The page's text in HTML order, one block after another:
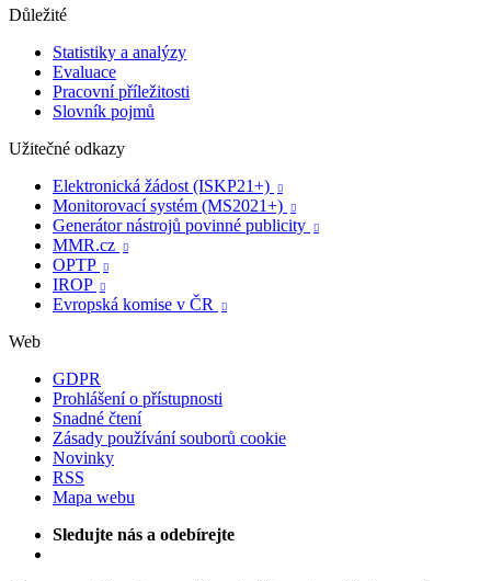
Důležité
Statistiky a analýzy
Evaluace
Pracovní příležitosti
Slovník pojmů
Užitečné odkazy
Elektronická žádost (ISKP21+)

Monitorovací systém (MS2021+) 
Generátor nástrojů povinné publicity 
MMR.cz 
OPTP 
IROP 
Evropská komise v ČR 
Web
GDPR
Prohlášení o přístupnosti
Snadné čtení
Zásady používání souborů cookie
Novinky
RSS
Mapa webu
Sledujte nás a odebírejte